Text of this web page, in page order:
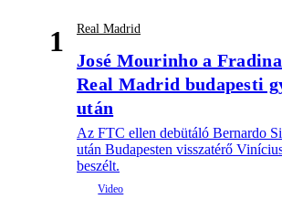
1 Real Madrid
José Mourinho a
Real Madrid budapesti
után
Az FTC ellen debütáló Bernardo
után Budapesten visszatérő
beszélt.